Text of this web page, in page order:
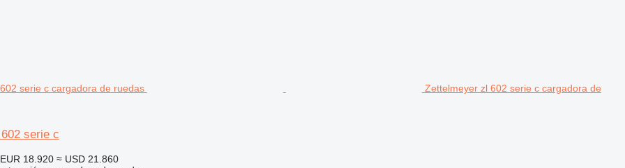
Zettelmeyer zl 602 serie c cargadora de
serie c
EUR 18.920 ≈ USD 21.860